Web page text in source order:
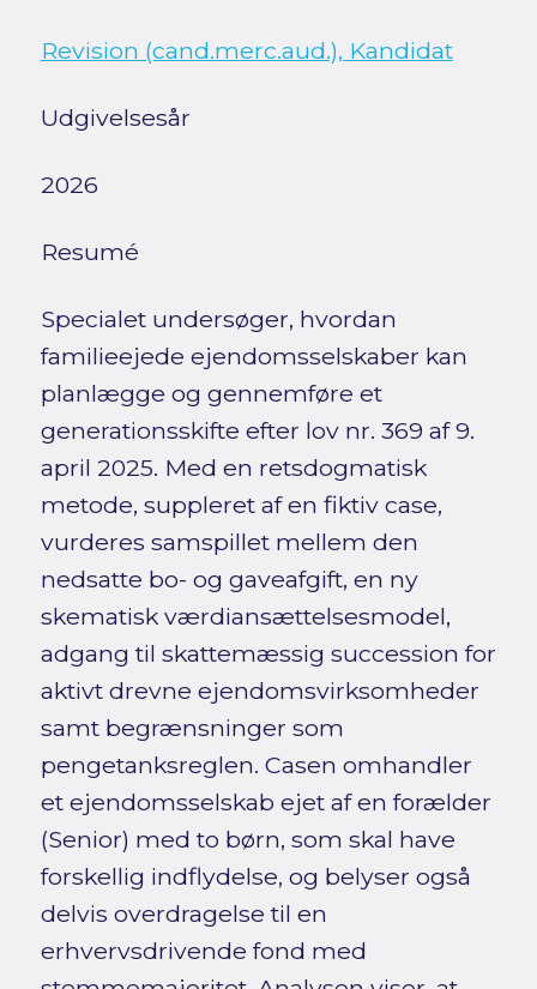
Revision (cand.merc.aud.), Kandidat
Udgivelsesår
2026
Resumé
Specialet undersøger, hvordan
familieejede ejendomsselskaber kan
planlægge og gennemføre et
generationsskifte efter lov nr. 369 af 9.
april 2025. Med en retsdogmatisk
metode, suppleret af en fiktiv case,
vurderes samspillet mellem den
nedsatte bo- og gaveafgift, en ny
skematisk værdiansættelsesmodel,
adgang til skattemæssig succession for
aktivt drevne ejendomsvirksomheder
samt begrænsninger som
pengetanksreglen. Casen omhandler
et ejendomsselskab ejet af en forælder
(Senior) med to børn, som skal have
forskellig indflydelse, og belyser også
delvis overdragelse til en
erhvervsdrivende fond med